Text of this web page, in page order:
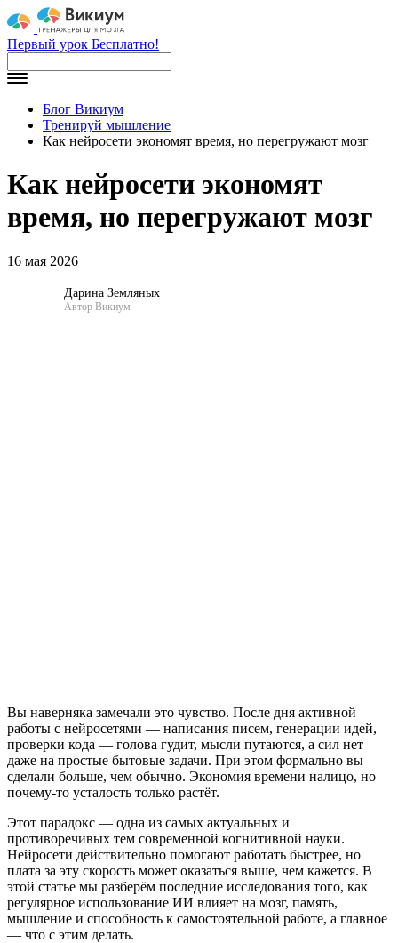
Первый урок Бесплатно!
Блог Викиум
Тренируй мышление
Как нейросети экономят время, но перегружают мозг
Как нейросети экономят
время, но перегружают мозг
16 мая 2026
Дарина Земляных
Автор Викиум
Вы наверняка замечали это чувство. После дня активной
работы с нейросетями — написания писем, генерации идей,
проверки кода — голова гудит, мысли путаются, а сил нет
даже на простые бытовые задачи. При этом формально вы
сделали больше, чем обычно. Экономия времени налицо, но
почему-то усталость только растёт.
Этот парадокс — одна из самых актуальных и
противоречивых тем современной когнитивной науки.
Нейросети действительно помогают работать быстрее, но
плата за эту скорость может оказаться выше, чем кажется. В
этой статье мы разберём последние исследования того, как
регулярное использование ИИ влияет на мозг, память,
мышление и способность к самостоятельной работе, а главное
— что с этим делать.